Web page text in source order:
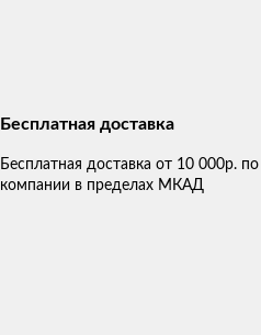
Бесплатная доставка
Бесплатная доставка от 10 000р.
компании в пределах МКАД